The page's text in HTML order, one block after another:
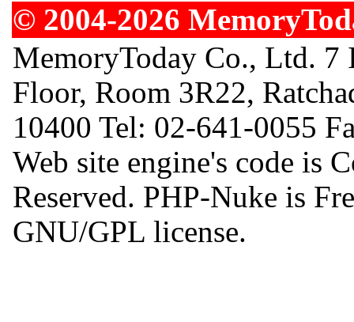
© 2004-2026
MemoryToday Co., Ltd.
Floor, Room 3R22,
10400 Tel: 02-641-0055
Web site engine's code is
Reserved. PHP-Nuke is
GNU/GPL license.